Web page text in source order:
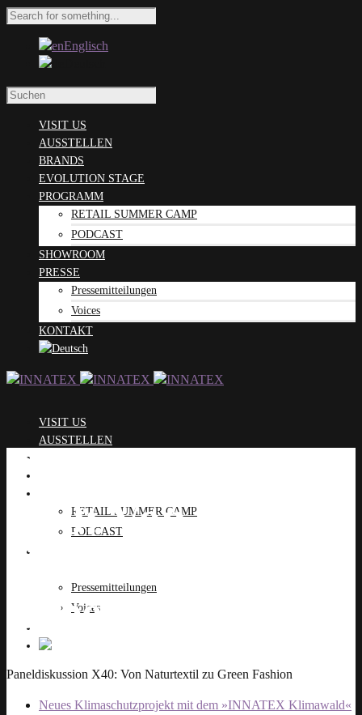
Englisch
VISIT US
AUSSTELLEN
BRANDS
EVOLUTION STAGE
PROGRAMM
RETAIL SUMMER CAMP
PODCAST
SHOWROOM
PRESSE
Pressemitteilungen
Voices
KONTAKT
VISIT US
AUSSTELLEN
RETAIL SUMMER CAMP
PODCAST
Pressemitteilungen
Voices
Paneldiskussion
X40: Von
Naturtextil zu
Green Fashion
Paneldiskussion X40: Von Naturtextil zu Green Fashion
Neues Klimaschutzprojekt mit dem »INNATEX Klimawald«